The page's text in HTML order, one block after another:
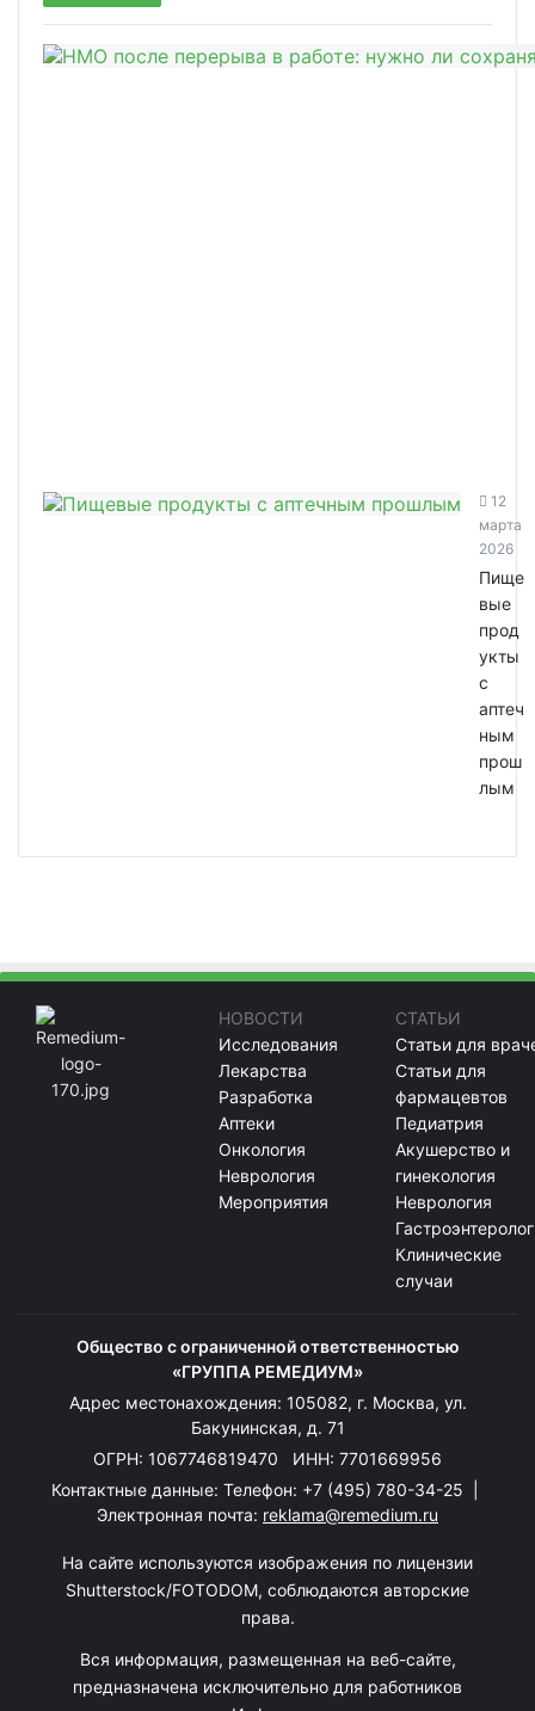
12
марта
2026
Пище
вые
прод
укты
с
аптеч
ным
прош
лым
НОВОСТИ
Исследования
Лекарства
Разработка
Аптеки
Онкология
Неврология
Мероприятия
СТАТЬИ
Статьи для
Статьи для
фармацевтов
Педиатрия
Акушерство и
гинекология
Неврология
Клинические
случаи
Общество с ограниченной ответственностью
«ГРУППА РЕМЕДИУМ»
Адрес местонахождения: 105082, г. Москва, ул.
Бакунинская, д. 71
ОГРН: 1067746819470 ИНН: 7701669956
Контактные данные: Телефон: +7 (495) 780-34-25
Электронная почта: reklama@remedium.ru
На сайте используются изображения по лицензии
Shutterstock/FOTODOM, соблюдаются авторские
права.
Вся информация, размещенная на веб-сайте,
предназначена исключительно для работников